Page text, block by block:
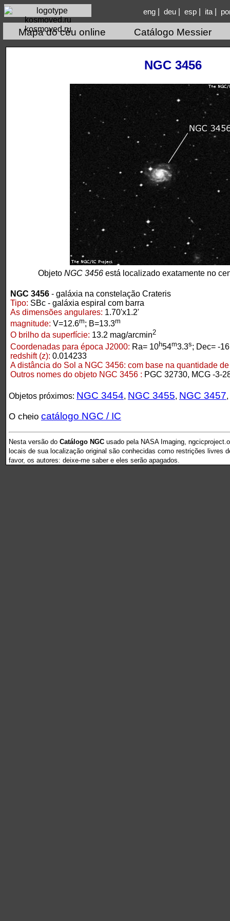
kosmoved.ru
eng| deu| esp| ita|
Mapa do céu online Catálogo Messier
NGC 3456
Objeto NGC 3456 está localizado exatamente no
NGC 3456 - galáxia na constelação Crateris
Tipo: SBc - galáxia espiral com barra
As dimensões angulares: 1.70'x1.2'
magnitude: V=12.6m; B=13.3m
O brilho da superfície: 13.2 mag/arcmin2
Coordenadas para época J2000: Ra= 10h54m3.3s; Dec= -
redshift (z): 0.014233
A distância do Sol a NGC 3456: com base na quantidade
Outros nomes do objeto NGC 3456 : PGC 32730, MCG -3-
Objetos próximos: NGC 3454, NGC 3455, NGC 3457,
O cheio catálogo NGC / IC
Nesta versão do Catálogo NGC usado pela NASA Imaging,
locais de sua localização original são conhecidas como restrições livres
favor, os autores: deixe-me saber e eles serão apagados.